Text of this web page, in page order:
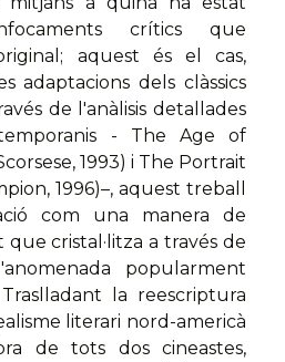
crítics que
aquest és el cas,
adaptacions dels clàssics
de l'anàlisis detallades
- The Age of
1993) i The Portrait
1996)–, aquest treball
com una manera de
que cristal·litza a través de
popularment
la reescriptura
literari nord-americà
de tots dos cineastes,